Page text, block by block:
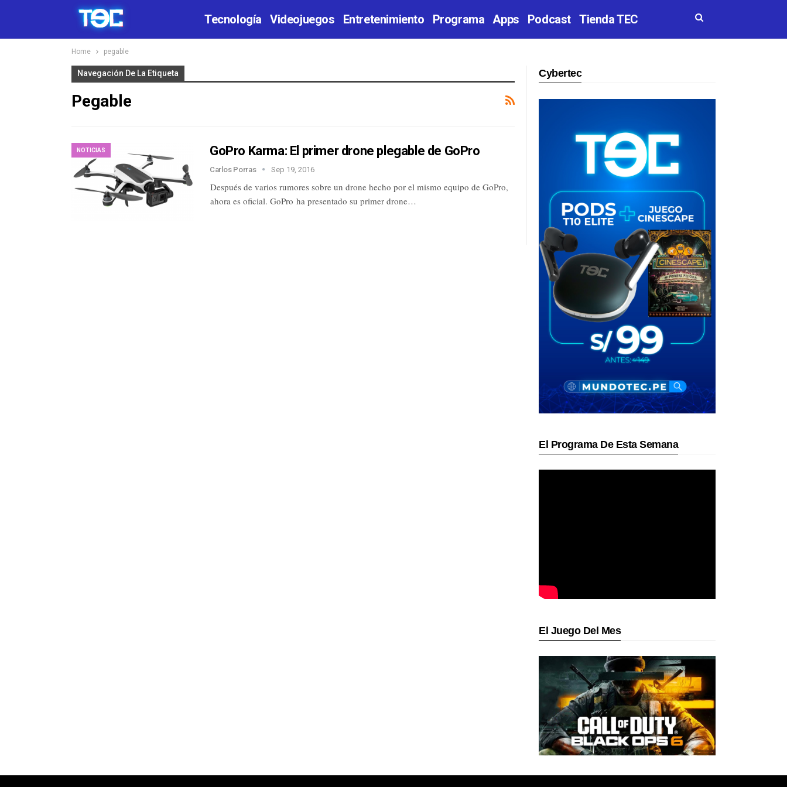
Tecnología Videojuegos Entretenimiento Programa Apps Podcast Tienda TEC
Home pegable
Navegación De La Etiqueta
Pegable
NOTICIAS GoPro Karma: El primer drone plegable de GoPro
Carlos Porras Sep 19, 2016
Después de varios rumores sobre un drone hecho por el mismo equipo de GoPro,
ahora es oficial. GoPro ha presentado su primer drone…
Cybertec
El Programa De Esta Semana
El Juego Del Mes